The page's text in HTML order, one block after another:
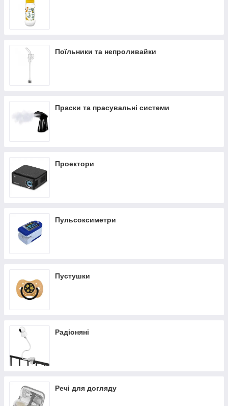
Поїльники та непроливайки
Праски та прасувальні системи
Проектори
Пульсоксиметри
Пустушки
Радіоняні
Речі для догляду